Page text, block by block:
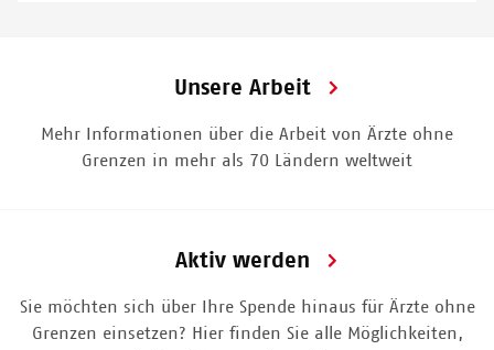
Unsere Arbeit
Mehr Informationen über die Arbeit von Ärzte ohne
Grenzen in mehr als 70 Ländern weltweit
Aktiv werden
Sie möchten sich über Ihre Spende hinaus für Ärzte ohne
Grenzen einsetzen? Hier finden Sie alle Möglichkeiten,